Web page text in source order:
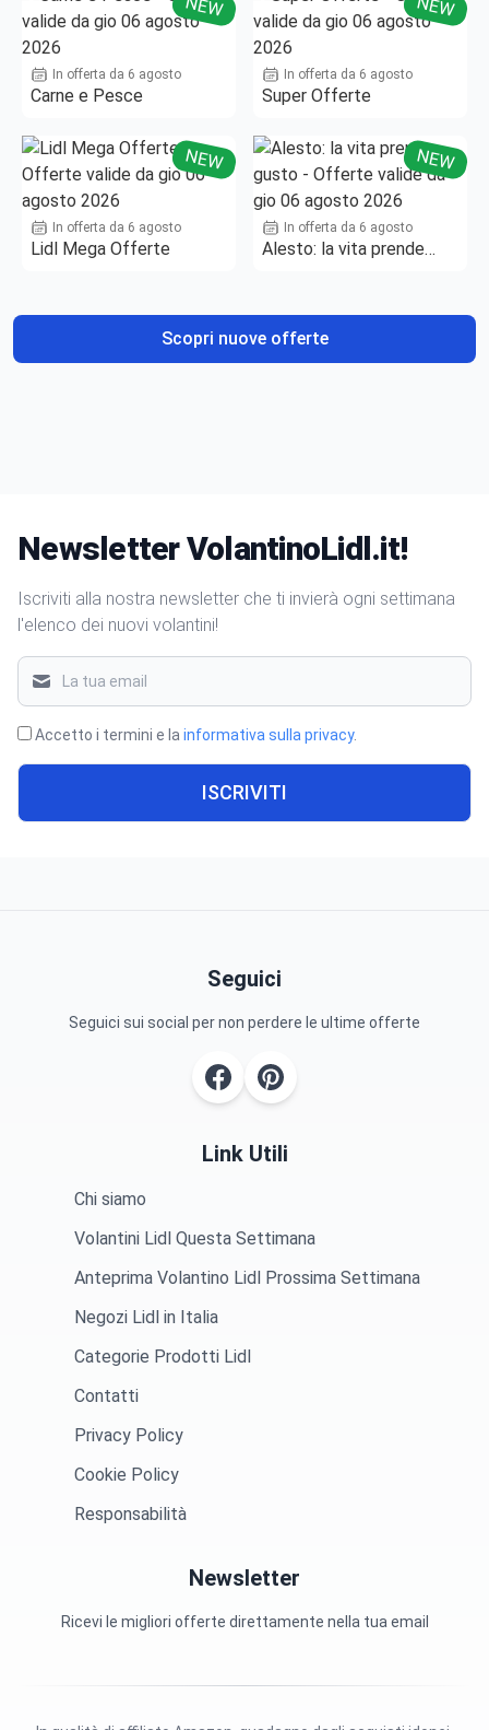
NEW
In offerta da 6 agosto
Carne e Pesce
NEW
In offerta da 6 agosto
Super Offerte
NEW
In offerta da 6 agosto
Lidl Mega Offerte
NEW
In offerta da 6 agosto
Alesto: la vita prende
Scopri nuove offerte
Newsletter VolantinoLidl.it!
Iscriviti alla nostra newsletter che ti invierà ogni settimana
l'elenco dei nuovi volantini!
Accetto i termini e la informativa sulla privacy.
ISCRIVITI
Seguici
Seguici sui social per non perdere le ultime offerte
Link Utili
Chi siamo
Volantini Lidl Questa Settimana
Anteprima Volantino Lidl Prossima Settimana
Negozi Lidl in Italia
Categorie Prodotti Lidl
Contatti
Privacy Policy
Cookie Policy
Responsabilità
Newsletter
Ricevi le migliori offerte direttamente nella tua email